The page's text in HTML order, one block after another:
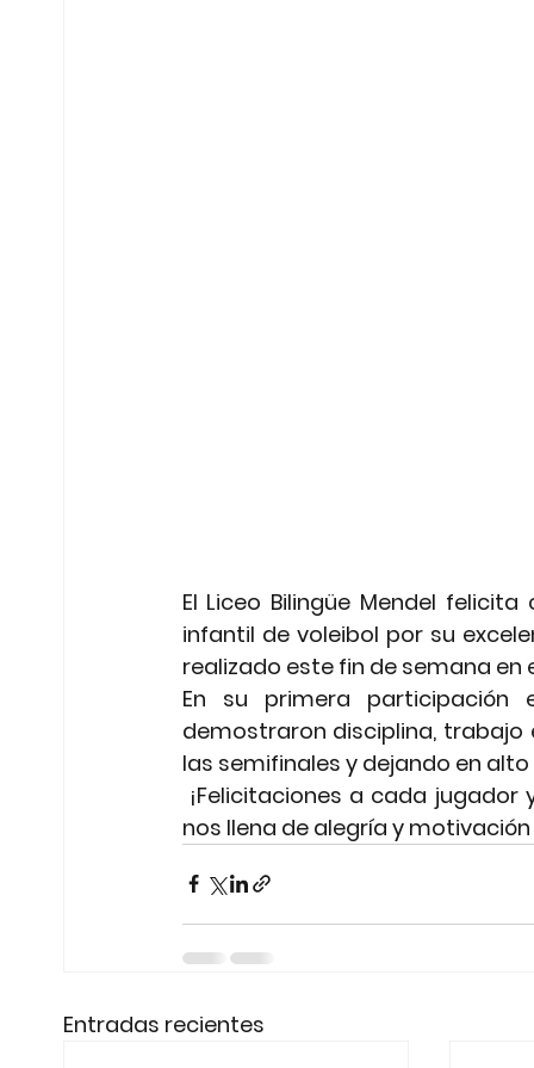
El Liceo Bilingüe Mendel felicita
infantil de voleibol por su
realizado este fin de semana en
En su primera participación
demostraron disciplina,
las semifinales y dejando en
nos llena de alegría y
Entradas recientes